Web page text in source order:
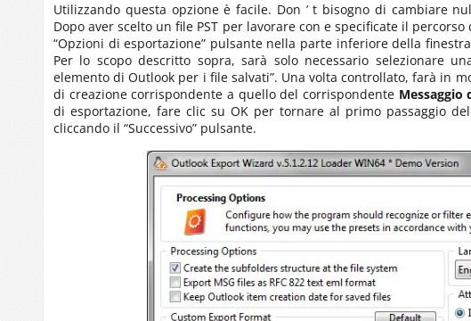
Utilizzando questa opzione è facile. Don ’ t bisogno di cambiare
Dopo aver scelto un file PST per lavorare con e specificate il
“Opzioni di esportazione” pulsante nella parte inferiore della
Per lo scopo descritto sopra, sarà solo necessario selezionare
elemento di Outlook per i file salvati”. Una volta controllato, farà in
di creazione corrispondente a quello del corrispondente Messaggio
di esportazione, fare clic su OK per tornare al primo passaggio
cliccando il “Successivo” pulsante.